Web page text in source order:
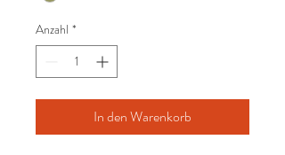
Anzahl *
In den Warenkorb